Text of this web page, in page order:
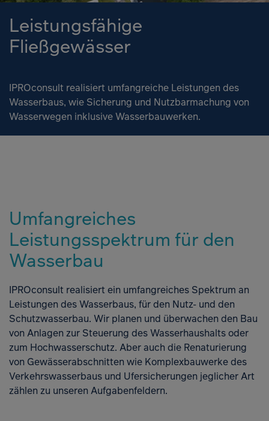
Leistungsfähige
Fließgewässer
IPROconsult realisiert umfangreiche Leistungen des
Wasserbaus, wie Sicherung und Nutzbarmachung von
Wasserwegen inklusive Wasserbauwerken.
Umfangreiches
Leistungsspektrum für den
Wasserbau
IPROconsult realisiert ein umfangreiches Spektrum an
Leistungen des Wasserbaus, für den Nutz- und den
Schutzwasserbau. Wir planen und überwachen den Bau
von Anlagen zur Steuerung des Wasserhaushalts oder
zum Hochwasserschutz. Aber auch die Renaturierung
von Gewässerabschnitten wie Komplexbauwerke des
Verkehrswasserbaus und Ufersicherungen jeglicher Art
zählen zu unseren Aufgabenfeldern.